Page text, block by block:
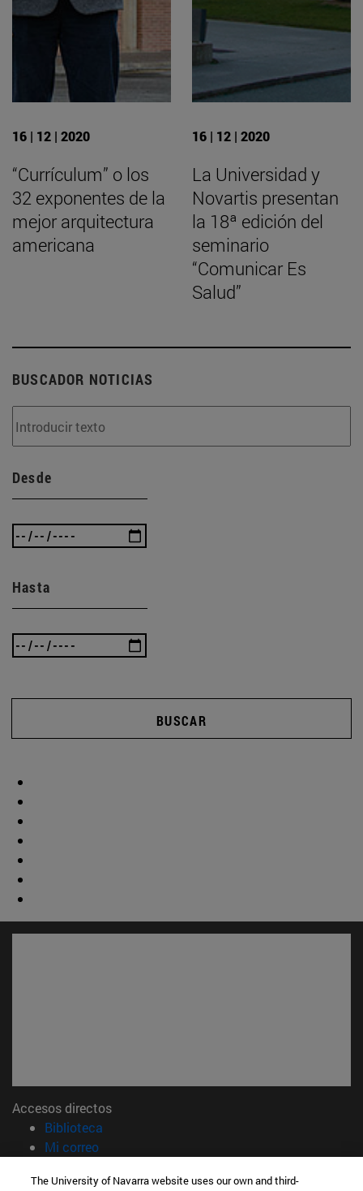
16 | 12 | 2020
“Currículum” o los
32 exponentes de la
mejor arquitectura
americana
16 | 12 | 2020
La Universidad y
Novartis presentan
la 18ª edición del
seminario
“Comunicar Es
Salud”
BUSCADOR NOTICIAS
Desde
Hasta
BUSCAR
Accesos directos
Biblioteca
Mi correo(abre en nueva ventana)
Búsqueda de personas(abre en nueva ventana)
The University of Navarra website uses our own and third-